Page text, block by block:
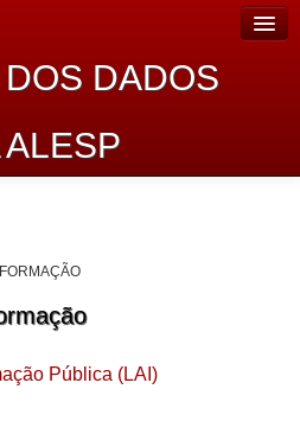
DADOS
AbertosPública (LAI)